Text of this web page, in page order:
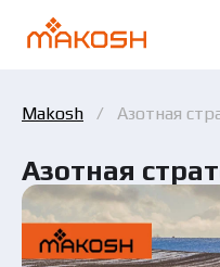
Makosh Азотная
Азотная